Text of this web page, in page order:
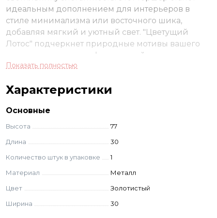
идеальным дополнением для интерьеров в
стиле минимализма или восточного шика,
добавляя мягкий и уютный свет. "Цветущий
Лотос" подчеркнет природные мотивы вашего
дома, создавая атмосферу спокойствия и уюта.
Он прекрасно подойдет для спальни или
света, но и выразительным элементом декора,
Показать полностью
Характеристики
Основные
Высота
77
Длина
30
Количество штук в упаковке
1
Материал
Металл
Цвет
Золотистый
Ширина
30